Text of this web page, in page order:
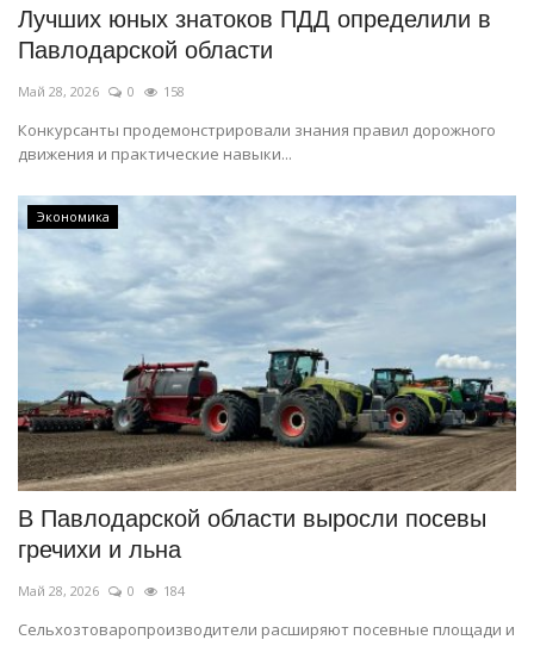
Лучших юных знатоков ПДД определили в
Павлодарской области
Май 28, 2026 0 158
Конкурсанты продемонстрировали знания правил дорожного
движения и практические навыки...
Экономика
В Павлодарской области выросли посевы
гречихи и льна
Май 28, 2026 0 184
Сельхозтоваропроизводители расширяют посевные площади и